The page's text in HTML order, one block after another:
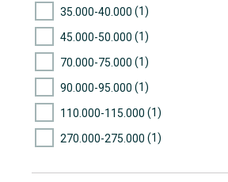
35.000-40.000 (1)
45.000-50.000 (1)
70.000-75.000 (1)
90.000-95.000 (1)
110.000-115.000 (1)
270.000-275.000 (1)